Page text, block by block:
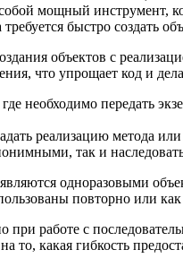
мощный инструмент,
быстро
объектов с
что упрощает код и
необходимо передать
реализацию метода или
так и
одноразовыми
повторно или
работе с
то, какая гибкость